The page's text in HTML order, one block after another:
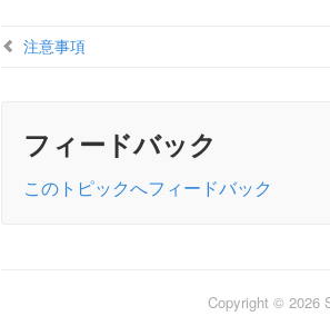
注意事項
フィードバック
このトピックへフィードバック
Copyright © 2026